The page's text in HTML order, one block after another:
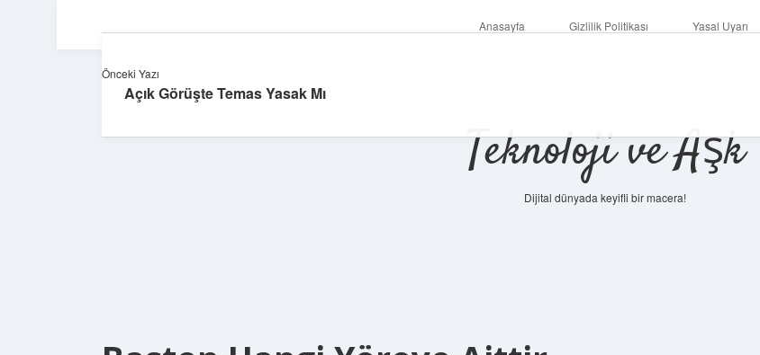
Anasayfa Gizlilik Politikası Yasal Uyarı
Teknoloji ve Aşk
Dijital dünyada keyifli bir macera!
Önceki Yazı
Açık Görüşte Temas Yasak Mı